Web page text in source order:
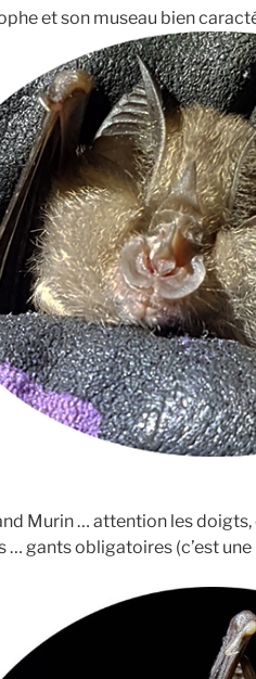
et son museau bien
Murin … attention les
… gants obligatoires (c’est une